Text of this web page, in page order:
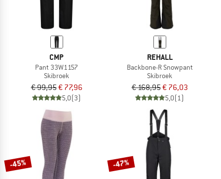
CMP
Pant 33W1157
Skibroek
€ 99,95€ 77,96
5,0(3)
REHALL
Backbone-R Snowpant
Skibroek
€ 168,95€ 76,03
5,0(1)
-45% -47%